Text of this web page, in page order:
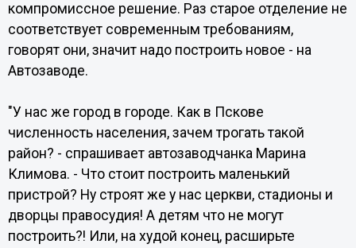
компромиссное решение. Раз старое отделение не
соответствует современным требованиям,
говорят они, значит надо построить новое - на
Автозаводе.
"У нас же город в городе. Как в Пскове
численность населения, зачем трогать такой
район? - спрашивает автозаводчанка Марина
Климова. - Что стоит построить маленький
пристрой? Ну строят же у нас церкви, стадионы и
дворцы правосудия! А детям что не могут
построить?! Или, на худой конец, расширьте